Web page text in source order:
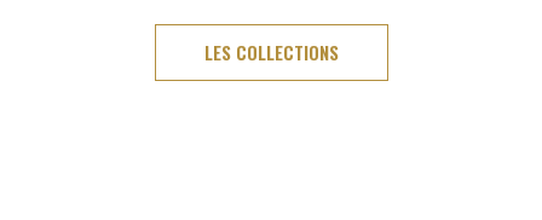
LES COLLECTIONS